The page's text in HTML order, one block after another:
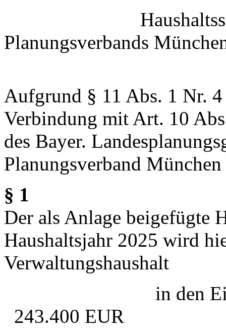
Planungsverbands
Aufgrund § 11 Abs. 1 Nr.
Verbindung mit Art. 10
des Bayer.
Planungsverband
§ 1
Der als Anlage beigefügte
Haushaltsjahr 2025 wird
Verwaltungshaushalt
in den
243.400 EUR